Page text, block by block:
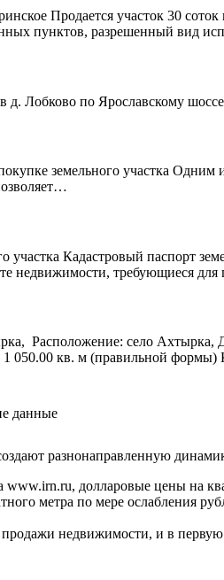
Продается участок 30
пунктов, разрешенный вид
в д. Лобково по Ярославскому
земельного участка Одним
участка Кадастровый паспорт
недвижимости, требующиеся
Расположение: село Ахтырка,
кв. м (правильной формы)
данные
разнонаправленную
www.irn.ru, долларовые цены на
метра по мере ослабления
недвижимости, и в